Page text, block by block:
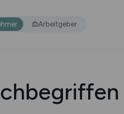
Arbeitgeber